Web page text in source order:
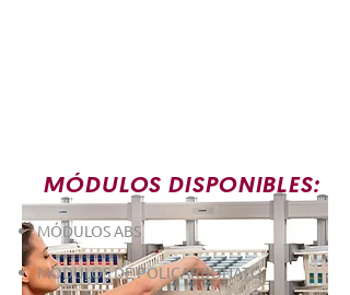
MÓDULOS DISPONIBLES:
MÓDULOS ABS
MÓDULOS DE POLICARBONATO